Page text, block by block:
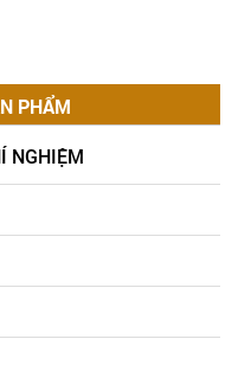
PHẨM
NGHIỆM